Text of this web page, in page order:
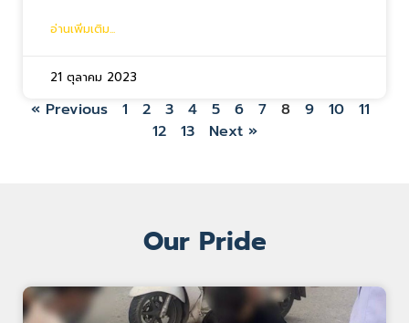
อ่านเพิ่มเติม...
21 ตุลาคม 2023
« Previous 1 2 3 4 5 6 7 8 9 10
11
12
13 Next »
Our Pride